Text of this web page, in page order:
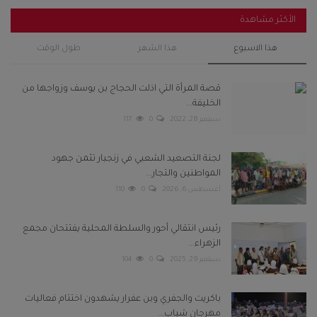
ثقافة وفن
اقتصاد
الطقس
صحة
العالمية
منصة حرة
تكنولوجيا وسيارات
الأكثر مشاهدة
هذا الاسبوع هذا الشهر طول الوقت
قصة المرأة التي اذلت الحجاج بن يوسف وزواجها من
الخليفة...
سبتمبر 28, 2022 0
117
لجنة التصعيد الشعبي في زنجبار تثمن جهود
المواطنين والتجار...
أغسطس 6, 2026 0
110
رئيس انتقالي أحور والسلطة المحلية يفتتحان مجمع
الزهراء...
سبتمبر 29, 2025 0
104
باكريت والجفري وبن عفرار يشهدون اختتام فعاليات
مهرجان شباب...